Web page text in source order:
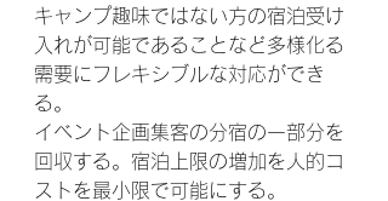
キャンプ趣味ではない方の宿泊受け
入れが可能であることなど多様化る
需要にフレキシブルな対応ができ
る。
イベント企画集客の分宿の一部分を
回収する。宿泊上限の増加を人的コ
ストを最小限で可能にする。